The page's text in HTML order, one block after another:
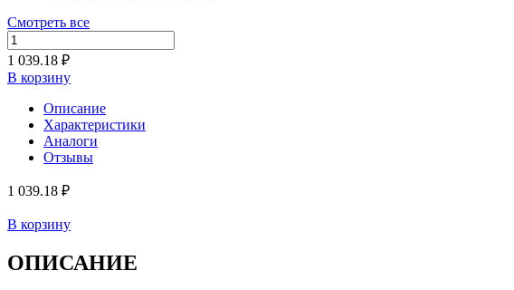
Смотреть все
1 039.18 ₽
В корзину
Описание
Характеристики
Аналоги
Отзывы
1 039.18 ₽
В корзину
ОПИСАНИЕ